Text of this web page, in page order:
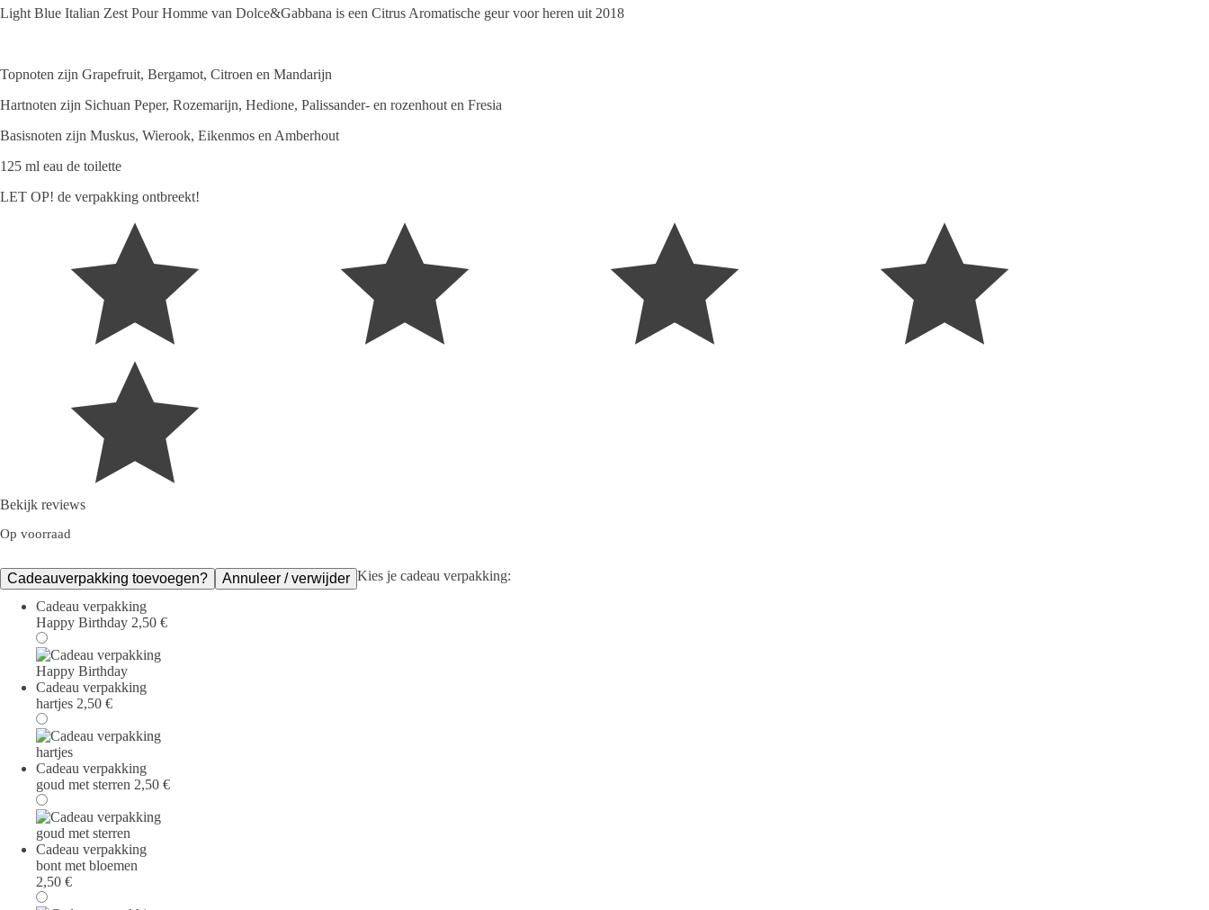
Light Blue Italian Zest Pour Homme van Dolce&Gabbana is een Citrus Aromatische geur voor heren uit 2018
Topnoten zijn Grapefruit, Bergamot, Citroen en Mandarijn
Hartnoten zijn Sichuan Peper, Rozemarijn, Hedione, Palissander- en rozenhout en Fresia
Basisnoten zijn Muskus, Wierook, Eikenmos en Amberhout
125 ml eau de toilette
LET OP! de verpakking ontbreekt!
Bekijk reviews
Op voorraad
Cadeauverpakking toevoegen? Annuleer / verwijder Kies je cadeau verpakking:
Cadeau verpakking
Happy Birthday 2,50 €
Cadeau verpakking
hartjes 2,50 €
Cadeau verpakking
goud met sterren 2,50 €
Cadeau verpakking
bont met bloemen
2,50 €